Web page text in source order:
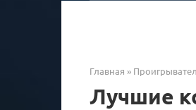
Главная »
Лучшие